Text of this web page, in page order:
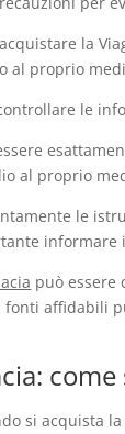
la
al proprio
le
al proprio
le
può essere
affidabili
si acquista la